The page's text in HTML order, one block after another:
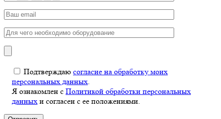
Подтверждаю согласие на обработку моих
персональных данных.
Я ознакомлен с Политикой обработки персональных
данных и согласен с ее положениями.